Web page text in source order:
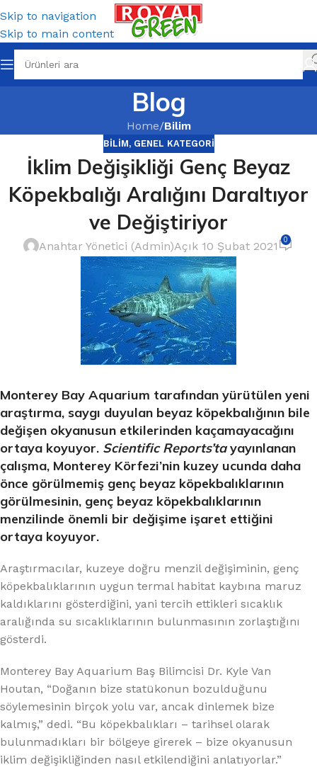
Skip to navigation
Skip to main content
Blog
Home/Bilim
BILIM, GENEL KATEGORI
İklim Değişikliği Genç Beyaz
Köpekbalığı Aralığını Daraltıyor
ve Değiştiriyor
Anahtar Yönetici (Admin)Açık 10 Şubat 2021 0
Monterey Bay Aquarium tarafından yürütülen yeni
araştırma, saygı duyulan beyaz köpekbalığının bile
değişen okyanusun etkilerinden kaçamayacağını
ortaya koyuyor. Scientific Reports’tayayınlanan
çalışma, Monterey Körfezi’nin kuzey ucunda daha
önce görülmemiş genç beyaz köpekbalıklarının
görülmesinin, genç beyaz köpekbalıklarının
menzilinde önemli bir değişime işaret ettiğini
ortaya koyuyor.
Araştırmacılar, kuzeye doğru menzil değişiminin, genç
köpekbalıklarının uygun termal habitat kaybına maruz
kaldıklarını gösterdiğini, yani tercih ettikleri sıcaklık
aralığında su sıcaklıklarının bulunmasının zorlaştığını
gösterdi.
Monterey Bay Aquarium Baş Bilimcisi Dr. Kyle Van
Houtan, “Doğanın bize statükonun bozulduğunu
söylemesinin birçok yolu var, ancak dinlemek bize
kalmış,” dedi. “Bu köpekbalıkları – tarihsel olarak
bulunmadıkları bir bölgeye girerek – bize okyanusun
iklim değişikliğinden nasıl etkilendiğini anlatıyorlar.”